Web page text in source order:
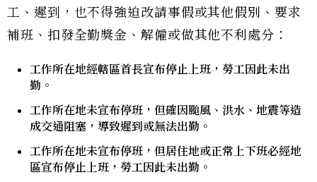
工、遲到，也不得強迫改請事假或其他假別、要求
補班、扣發全勤獎金、解僱或做其他不利處分：
工作所在地經轄區首長宣布停止上班，勞工因此未出
勤。
工作所在地未宣布停班，但確因颱風、洪水、地震等造
成交通阻塞，導致遲到或無法出勤。
工作所在地未宣布停班，但居住地或正常上下班必經地
區宣布停止上班，勞工因此未出勤。